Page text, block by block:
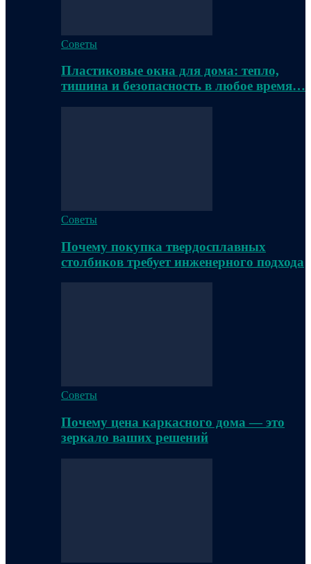
Советы
Пластиковые окна для дома: тепло,
тишина и безопасность в любое время…
Советы
Почему покупка твердосплавных
столбиков требует инженерного подхода
Советы
Почему цена каркасного дома — это
зеркало ваших решений